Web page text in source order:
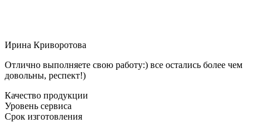
Ирина Криворотова
Отлично выполняете свою работу:) все остались более чем
довольны, респект!)
Качество продукции
Уровень сервиса
Срок изготовления